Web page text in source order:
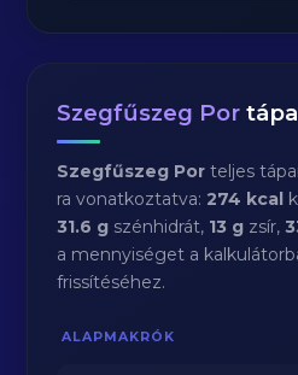
Szegfűszeg Por
Szegfűszeg Por teljes
ra vonatkoztatva:274 kcal
31.6 g szénhidrát, 13 g zsír,
a mennyiséget a
frissítéséhez.
ALAPMAKRÓK